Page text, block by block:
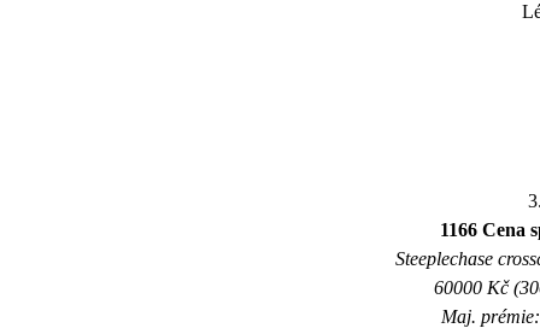
1166 Cena
Steeplechase
60000 Kč
Maj.